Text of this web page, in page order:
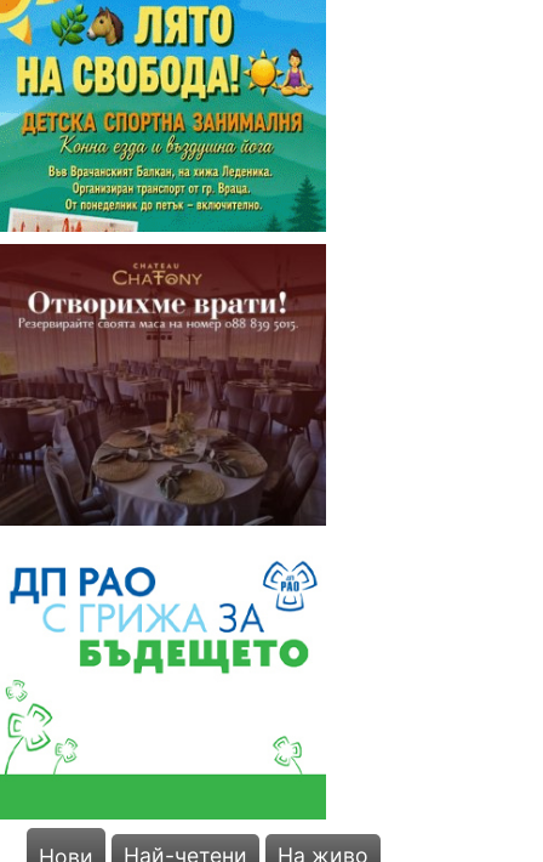
Нови Най-четени На живо
Енергийният
министър: България